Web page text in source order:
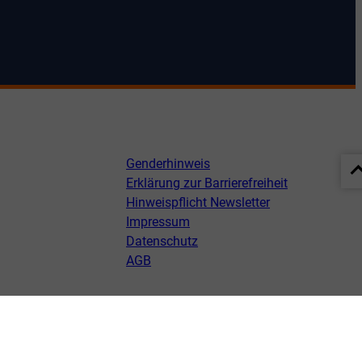
Genderhinweis
Erklärung zur Barrierefreiheit
Hinweispflicht Newsletter
Impressum
Datenschutz
AGB